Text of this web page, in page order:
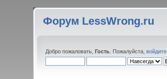
Форум LessWrong.ru
Добро пожаловать,Гость . Пожалуйста,войдите